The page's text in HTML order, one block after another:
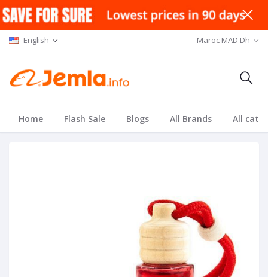
English Maroc MAD Dh
Home Flash Sale Blogs All Brands All